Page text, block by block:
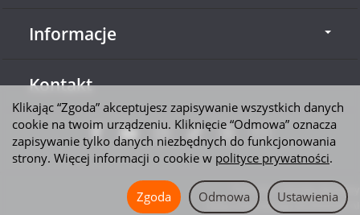
Informacje
Kontakt
*) brutto + koszty dostawy
Sklep internetowy SOTESHOP AI
Klikając “Zgoda” akceptujesz zapisywanie wszystkich danych
cookie na twoim urządzeniu. Kliknięcie “Odmowa” oznacza
zapisywanie tylko danych niezbędnych do funkcjonowania
strony. Więcej informacji o cookie w polityce prywatności.
Ustawienia
Odmowa
Zgoda